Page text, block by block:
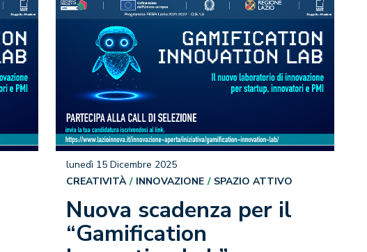
Nuova scadenza per il
“Gamification
lunedì 15 Dicembre 2025
CREATIVITÀ
INNOVAZIONE SPAZIO ATTIVO